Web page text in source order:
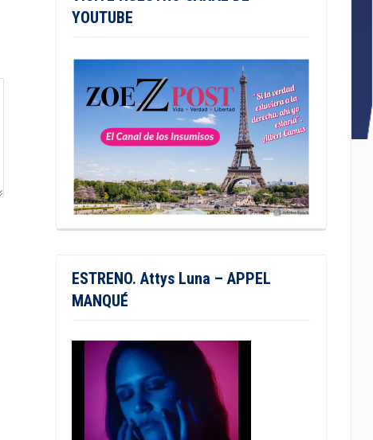
YOUTUBE
ESTRENO. Attys Luna – APPEL
MANQUÉ